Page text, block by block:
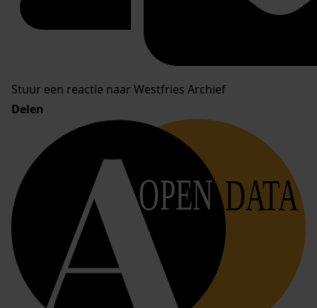
Stuur een reactie naar Westfries Archief
Delen
OPEN DATA